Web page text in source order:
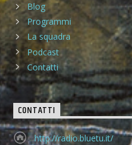
Blog
Programmi
La squadra
Podcast
Contatti
CONTATTI
http://radio.bluetu.it/